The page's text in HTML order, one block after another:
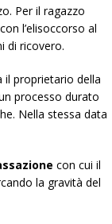
Per il ragazzo
l’elisoccorso al
di ricovero.
il proprietario della
processo durato
Nella stessa data
con cui il
la gravità del